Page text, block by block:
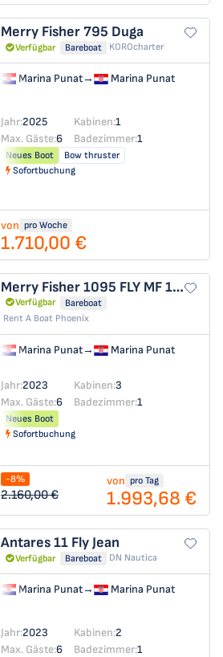
Merry Fisher 795 Duga
Verfügbar Bareboat KOROcharter
Marina Punat→ Marina Punat
Jahr:2025 Kabinen:1
Max. Gäste:6 Badezimmer:1
Neues Boot
Bow thruster
Sofortbuchung
von pro Woche
1.710,00 €
Merry Fisher 1095 FLY MF 1095
Verfügbar
Bareboat
Rent A Boat Phoenix
Marina Punat→ Marina Punat
Jahr:2023 Kabinen:3
Max. Gäste:6 Badezimmer:1
Neues Boot
Sofortbuchung
-8%
2.160,00 €
von pro Tag
1.993,68 €
Antares 11 Fly Jean
Verfügbar Bareboat DN Nautica
Marina Punat→ Marina Punat
Jahr:2023 Kabinen:2
Max. Gäste:6 Badezimmer:1